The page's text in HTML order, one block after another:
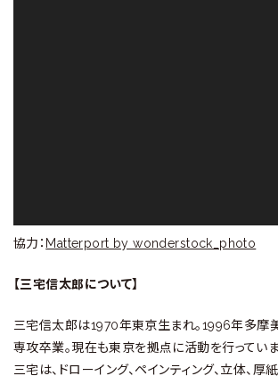
協力： Matterport by wonderstock_photo
【三宅信太郎について】
三宅信太郎は1970年東京生まれ。1996年多摩
専攻卒業。現在も東京を拠点に活動を行っていま
三宅は、ドローイング、ペインティング、立体、厚